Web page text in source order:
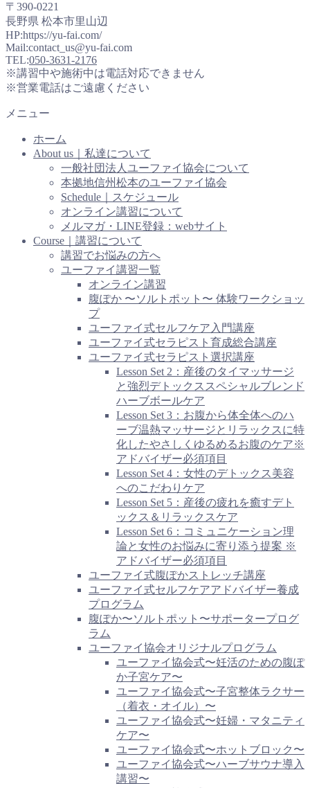
〒390-0221
長野県 松本市里山辺
HP:https://yu-fai.com/
Mail:contact_us@yu-fai.com
TEL:050-3631-2176
※講習中や施術中は電話対応できません
※営業電話はご遠慮ください
メニュー
ホーム
About us｜私達について
一般社団法人ユーファイ協会について
本拠地信州松本のユーファイ協会
Schedule｜スケジュール
オンライン講習について
メルマガ・LINE登録：webサイト
Course｜講習について
講習でお悩みの方へ
ユーファイ講習一覧
オンライン講習
腹ぽか 〜ソルトポット〜 体験ワークショッ
プ
ユーファイ式セルフケア入門講座
ユーファイ式セラピスト育成総合講座
ユーファイ式セラピスト選択講座
Lesson Set 2：産後のタイマッサージ
と強烈デトックススペシャルブレンド
ハーブボールケア
Lesson Set 3：お腹から体全体へのハ
ーブ温熱マッサージとリラックスに特
化したやさしくゆるめるお腹のケア※
アドバイザー必須項目
Lesson Set 4：女性のデトックス美容
へのこだわりケア
Lesson Set 5：産後の疲れを癒すデト
ックス＆リラックスケア
Lesson Set 6：コミュニケーション理
論と女性のお悩みに寄り添う提案 ※
アドバイザー必須項目
ユーファイ式腹ぽかストレッチ講座
ユーファイ式セルフケアアドバイザー養成
プログラム
腹ぽか〜ソルトポット〜サポータープログ
ラム
ユーファイ協会オリジナルプログラム
ユーファイ協会式〜妊活のための腹ぽ
か子宮ケア〜
ユーファイ協会式〜子宮整体ラクサー
（着衣・オイル）〜
ユーファイ協会式〜妊婦・マタニティ
ケア〜
ユーファイ協会式〜ホットブロック〜
ユーファイ協会式〜ハーブサウナ導入
講習〜